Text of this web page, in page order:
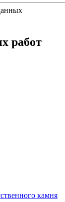
работ